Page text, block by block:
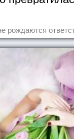
рождаются